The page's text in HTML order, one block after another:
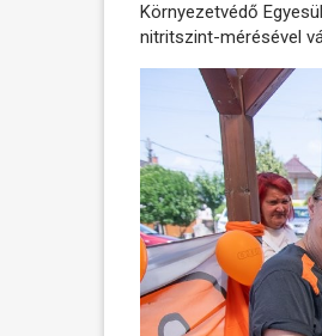
Környezetvédő
nitritszint-mérésével